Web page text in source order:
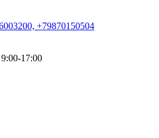
+79870150504
17:00